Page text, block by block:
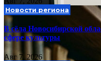
Новости региона
В сёла Новосибирской
сфере культуры
Авг 7, 2026